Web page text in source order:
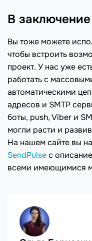
В заключение
Вы тоже можете
чтобы встроить
проект. У нас уже
работать с
автоматическими
адресов и SMTP
боты, push, Viber и
могли расти и
На нашем сайте вы
SendPulseс
всеми имеющимися